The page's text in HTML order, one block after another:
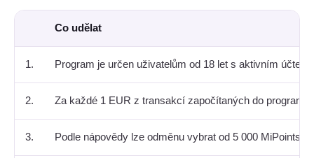
Co udělat
1. Program je určen uživatelům od 18 let s aktivním účtem
2. Za každé 1 EUR z transakcí započítaných do programu
3. Podle nápovědy lze odměnu vybrat od 5 000 MiPoints.